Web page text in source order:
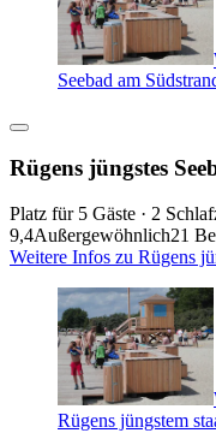
Seebad am
Rügens jüngstes
Platz für 5 Gäste · 2
9,4Außergewöhnlich21
Weitere Infos zu Rügens
Rügens jüngstem